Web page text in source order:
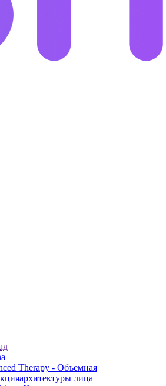
Therapy - Объемная
лица